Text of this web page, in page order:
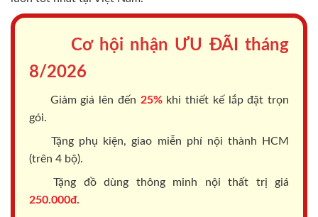
Cơ hội nhận ƯU ĐÃI tháng
8/2026
Giảm giá lên đến 25%khi thiết kế lắp đặt trọn
gói.
Tặng phụ kiện, giao miễn phí nội thành HCM
(trên 4 bộ).
Tặng đồ dùng thông minh nội thất trị giá
250.000đ.